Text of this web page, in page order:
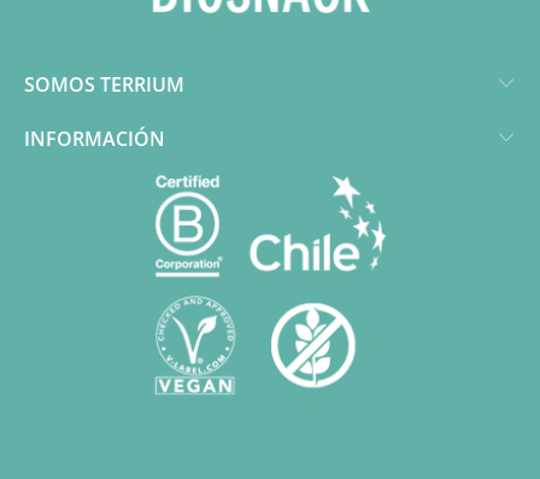
SOMOS TERRIUM
INFORMACIÓN